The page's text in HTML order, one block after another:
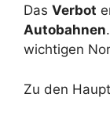
Das Verbot
Autobahnen
wichtigen
Zu den